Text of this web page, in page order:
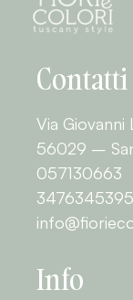
Contatti
Via Giovanni
56029 –
057130663
3476345395
Info